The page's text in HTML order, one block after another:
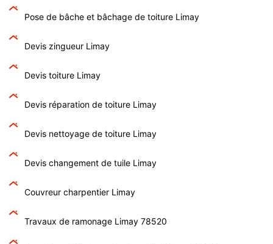
Pose de bâche et bâchage de toiture Limay
Devis zingueur Limay
Devis toiture Limay
Devis réparation de toiture Limay
Devis nettoyage de toiture Limay
Devis changement de tuile Limay
Couvreur charpentier Limay
Travaux de ramonage Limay 78520